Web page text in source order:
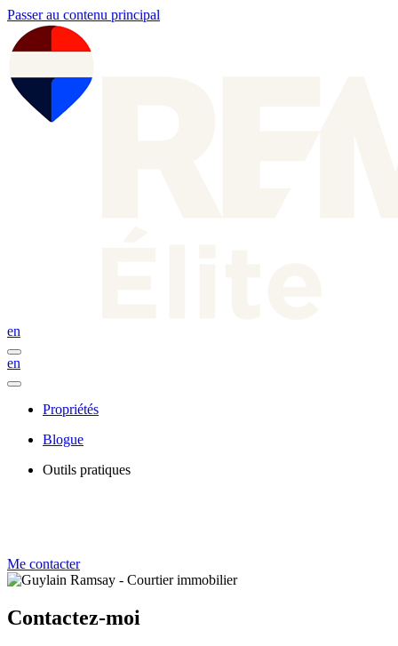
Passer au contenu principal
en
en
Propriétés
Blogue
Outils pratiques
Me contacter
Contactez-moi